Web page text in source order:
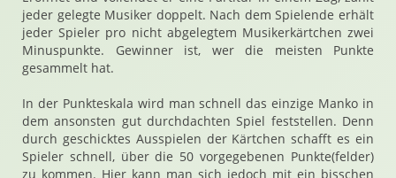
jeder gelegte Musiker doppelt. Nach dem Spielende erhält
jeder Spieler pro nicht abgelegtem Musikerkärtchen zwei
Minuspunkte. Gewinner ist, wer die meisten Punkte
gesammelt hat.
In der Punkteskala wird man schnell das einzige Manko in
dem ansonsten gut durchdachten Spiel feststellen. Denn
durch geschicktes Ausspielen der Kärtchen schafft es ein
Spieler schnell, über die 50 vorgegebenen Punkte(felder)
zu kommen. Hier kann man sich jedoch mit ein bisschen